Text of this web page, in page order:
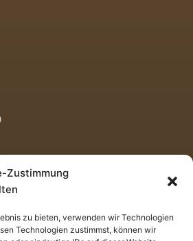
Zustimmung
zu bieten, verwenden wir Technologien
Technologien zustimmst, können wir